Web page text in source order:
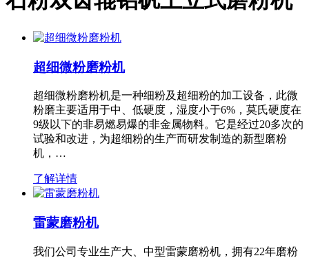
超细微粉磨粉机
超细微粉磨粉机是一种细粉及超细粉的加工设备，此微
粉磨主要适用于中、低硬度，湿度小于6%，莫氏硬度在
9级以下的非易燃易爆的非金属物料。它是经过20多次的
试验和改进，为超细粉的生产而研发制造的新型磨粉
机，…
了解详情
雷蒙磨粉机
我们公司专业生产大、中型雷蒙磨粉机，拥有22年磨粉